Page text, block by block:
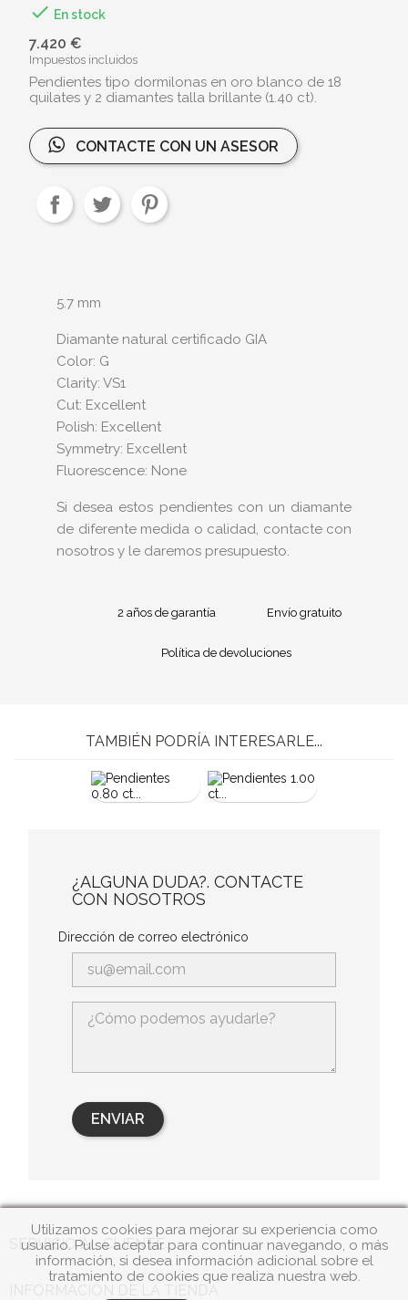
 En stock
7.420 €
Impuestos incluidos
Pendientes tipo dormilonas en oro blanco de 18
quilates y 2 diamantes talla brillante (1.40 ct).
CONTACTE CON UN ASESOR
5.7 mm
Diamante natural certificado GIA
Color: G
Clarity: VS1
Cut: Excellent
Polish: Excellent
Symmetry: Excellent
Fluorescence: None
Si desea estos pendientes con un diamante
de diferente medida o calidad, contacte con
nosotros y le daremos presupuesto.
2 años de garantía Envío gratuito
Política de devoluciones
TAMBIÉN PODRÍA INTERESARLE...
¿ALGUNA DUDA?. CONTACTE
CON NOSOTROS
Dirección de correo electrónico
SERVICIO AL CLIENTE 
Utilizamos cookies para mejorar su experiencia como
usuario. Pulse aceptar para continuar navegando, o más
información, si desea información adicional sobre el
tratamiento de cookies que realiza nuestra web.